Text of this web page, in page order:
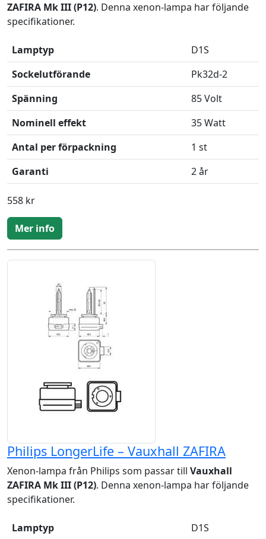
ZAFIRA Mk III (P12). Denna xenon-lampa har följande
specifikationer.
Lamptyp
D1S
Sockelutförande
Pk32d-2
Spänning
85 Volt
Nominell effekt
35 Watt
Antal per förpackning
1 st
Garanti
2 år
558 kr
Mer info
Philips LongerLife – Vauxhall ZAFIRA
Xenon-lampa från Philips som passar till Vauxhall
ZAFIRA Mk III (P12). Denna xenon-lampa har följande
specifikationer.
Lamptyp
D1S